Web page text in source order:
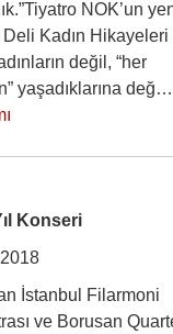
NOK’un
Kadın Hikayeleri
değil, “her
yaşadıklarına
Konseri
İstanbul Filarmoni
ve Borusan